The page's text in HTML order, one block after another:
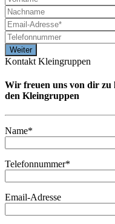
Kontakt Kleingruppen
Wir freuen uns von dir zu
den Kleingruppen
Name*
Telefonnummer*
Email-Adresse